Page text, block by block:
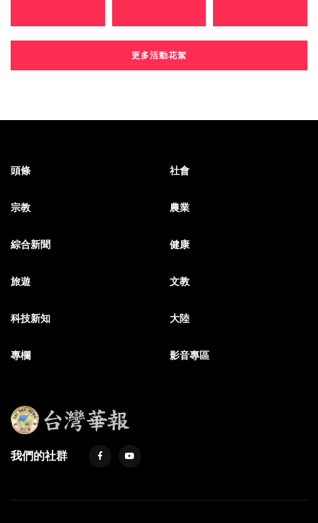
更多活動花絮
頭條 社會
宗教 農業
綜合新聞 健康
旅遊 文教
科技新知 大陸
專欄 影音專區
我們的社群